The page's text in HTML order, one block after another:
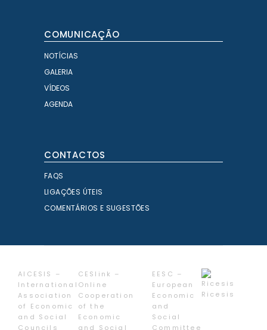
COMUNICAÇÃO
NOTÍCIAS
GALERIA
VÍDEOS
AGENDA
CONTACTOS
FAQS
LIGAÇÕES ÚTEIS
COMENTÁRIOS E SUGESTÕES
AICESIS –
International
Association
of Economic
and Social
Councils
CESlink –
Online
Cooperation
of the
Economic
and Social
EESC –
European
Economic
and
Social
Committee
Ricesis